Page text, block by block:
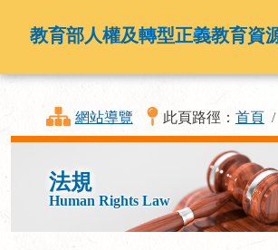
教育部人權及轉型正義教育資
網站導覽 此頁路徑： 首頁
法規
Human Rights Law